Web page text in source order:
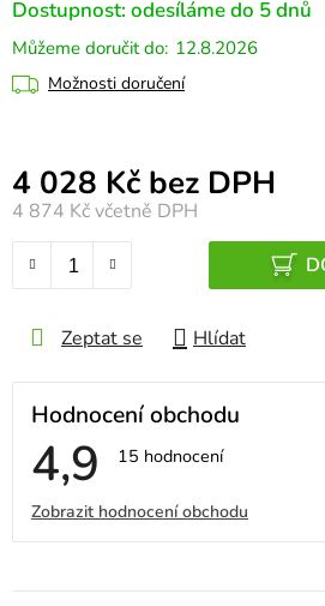
Dostupnost: odesíláme do 5 dnů
12.8.2026
Možnosti doručení
4 874 Kčvčetně DPH
4 028 Kč bez DPH
Měrná cena:
Zeptat se Hlídat
Hodnocení obchodu
4,9 Průměrné
je
hvězdiček.
15 hodnocení
V
ý
p
Zobrazit hodnocení obchodu